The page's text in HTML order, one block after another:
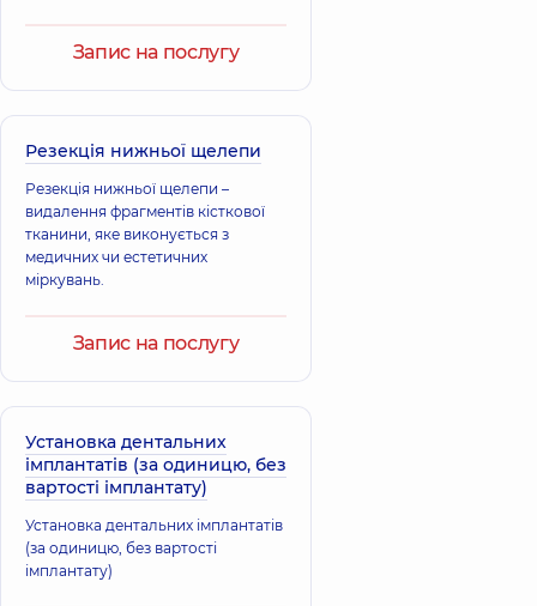
Запис на послугу
Резекція нижньої щелепи
Резекція нижньої щелепи –
видалення фрагментів кісткової
тканини, яке виконується з
медичних чи естетичних
міркувань.
Запис на послугу
Установка дентальних
імплантатів (за одиницю, без
вартості імплантату)
Установка дентальних імплантатів
(за одиницю, без вартості
імплантату)